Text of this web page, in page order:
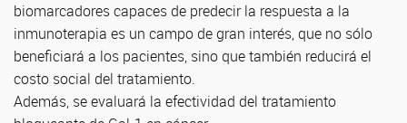
biomarcadores capaces de predecir la respuesta a la
inmunoterapia es un campo de gran interés, que no sólo
beneficiará a los pacientes, sino que también reducirá el
costo social del tratamiento.
Además, se evaluará la efectividad del tratamiento